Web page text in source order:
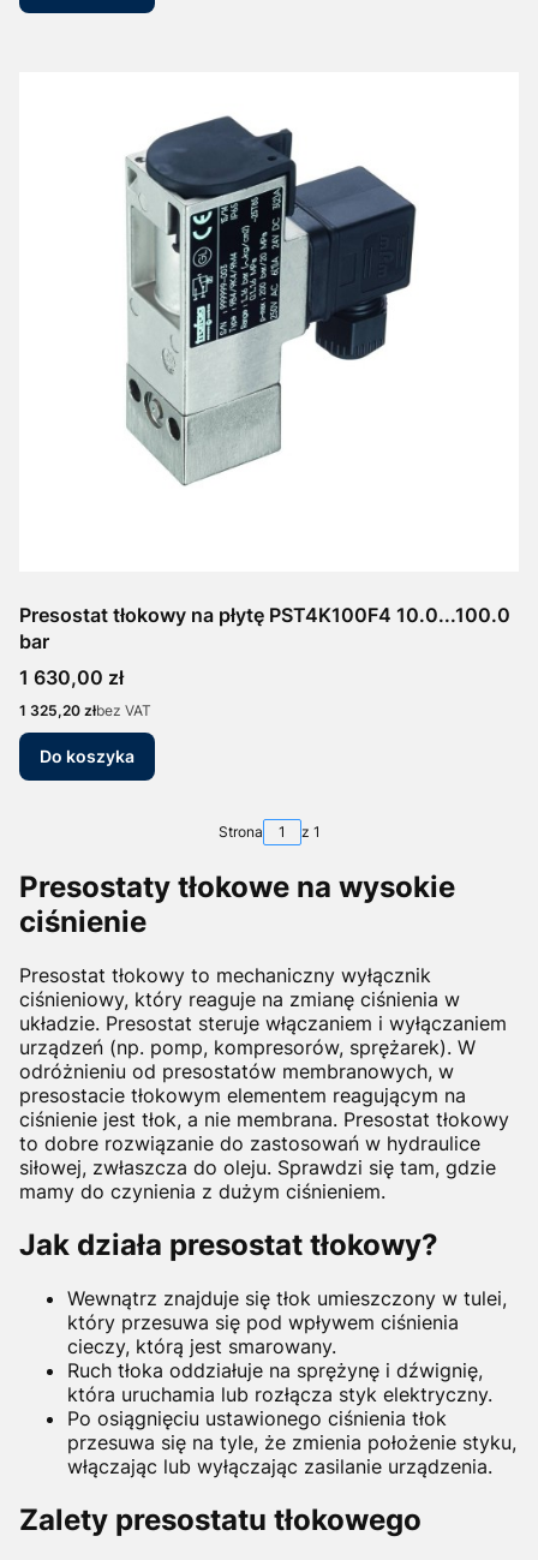
Presostat tłokowy na płytę PST4K100F4 10.0...100.0
bar
Cena
1 630,00 zł
Cena
1 325,20 złbez VAT
Do koszyka
Strona z 1
Presostaty tłokowe na wysokie
ciśnienie
Presostat tłokowy to mechaniczny wyłącznik
ciśnieniowy, który reaguje na zmianę ciśnienia w
układzie. Presostat steruje włączaniem i wyłączaniem
urządzeń (np. pomp, kompresorów, sprężarek). W
odróżnieniu od presostatów membranowych, w
presostacie tłokowym elementem reagującym na
ciśnienie jest tłok, a nie membrana. Presostat tłokowy
to dobre rozwiązanie do zastosowań w hydraulice
siłowej, zwłaszcza do oleju. Sprawdzi się tam, gdzie
mamy do czynienia z dużym ciśnieniem.
Jak działa presostat tłokowy?
Wewnątrz znajduje się tłok umieszczony w tulei,
który przesuwa się pod wpływem ciśnienia
cieczy, którą jest smarowany.
Ruch tłoka oddziałuje na sprężynę i dźwignię,
która uruchamia lub rozłącza styk elektryczny.
Po osiągnięciu ustawionego ciśnienia tłok
przesuwa się na tyle, że zmienia położenie styku,
włączając lub wyłączając zasilanie urządzenia.
Zalety presostatu tłokowego